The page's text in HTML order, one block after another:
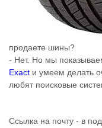
продаете шины?
- Нет. Но мы
Exact и умеем делать
любят поисковые
Ссылка на почту - в